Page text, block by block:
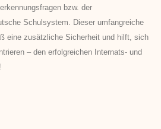
bzw. der
Schulsystem. Dieser umfangreiche
eine zusätzliche Sicherheit und hilft, sich
– den erfolgreichen Internats- und